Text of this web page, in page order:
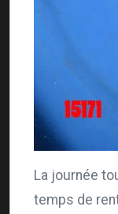
La journée
temps de